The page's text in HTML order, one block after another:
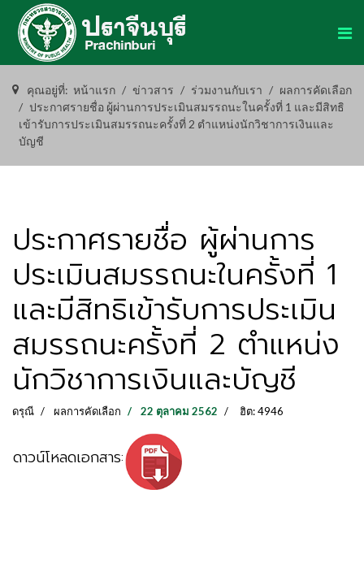
คุณอยู่ที่: หน้าแรก ข่าวสาร ร่วมงานกับเรา
ผลการคัดเลือก
ประกาศรายชื่อ ผู้ผ่านการประเมินสมรรถนะในครั้งที่ 1 และมีสิทธิ
เข้ารับการประเมินสมรรถนะครั้งที่ 2 ตำแหน่งนักวิชาการเงินและ
บัญชี
ประกาศรายชื่อ ผู้ผ่านการ
ประเมินสมรรถนะในครั้งที่ 1
และมีสิทธิเข้ารับการประเมิน
สมรรถนะครั้งที่ 2 ตำแหน่ง
นักวิชาการเงินและบัญชี
ดรุณี ผลการคัดเลือก 22 ตุลาคม 2562 ฮิต: 4946
ดาวน์โหลดเอกสาร: